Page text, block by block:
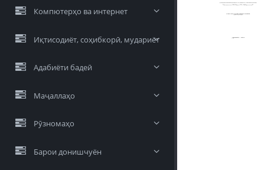
Компютерҳо ва интернет
Иқтисодиёт, соҳибкорӣ, мудариёт
Адабиёти бадеӣ
Маҷаллаҳо
Рӯзномаҳо
Барои донишчуён